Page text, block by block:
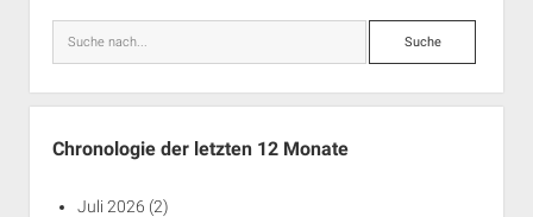
Suche
Chronologie der letzten 12 Monate
Juli 2026 (2)